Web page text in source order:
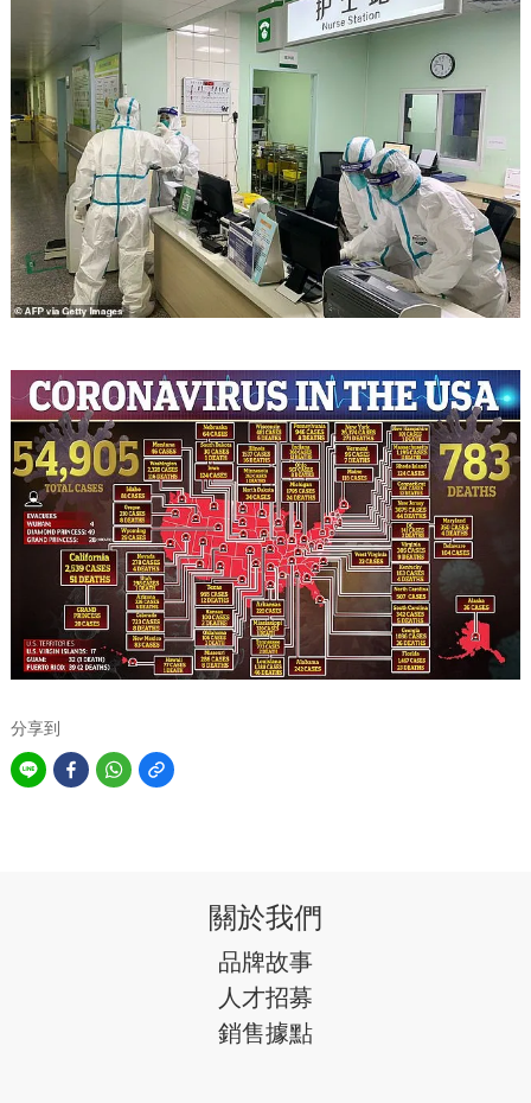
分享到
關於我們
品牌故事
人才招募
銷售據點